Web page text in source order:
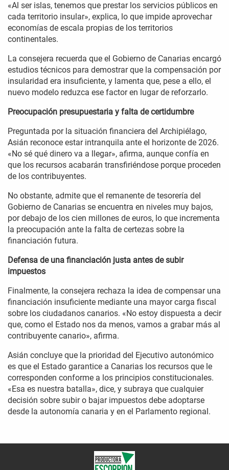
«Al ser islas, tenemos que prestar los servicios públicos en
cada territorio insular», explica, lo que impide aprovechar
economías de escala propias de los territorios
continentales.
La consejera recuerda que el Gobierno de Canarias encargó
estudios técnicos para demostrar que la compensación por
insularidad era insuficiente, y lamenta que, pese a ello, el
nuevo modelo reduzca ese factor en lugar de reforzarlo.
Preocupación presupuestaria y falta de certidumbre
Preguntada por la situación financiera del Archipiélago,
Asián reconoce estar intranquila ante el horizonte de 2026.
«No sé qué dinero va a llegar», afirma, aunque confía en
que los recursos acabarán transfiriéndose porque proceden
de los contribuyentes.
No obstante, admite que el remanente de tesorería del
Gobierno de Canarias se encuentra en niveles muy bajos,
por debajo de los cien millones de euros, lo que incrementa
la preocupación ante la falta de certezas sobre la
financiación futura.
Defensa de una financiación justa antes de subir
impuestos
Finalmente, la consejera rechaza la idea de compensar una
financiación insuficiente mediante una mayor carga fiscal
sobre los ciudadanos canarios. «No estoy dispuesta a decir
que, como el Estado nos da menos, vamos a grabar más al
contribuyente canario», afirma.
Asián concluye que la prioridad del Ejecutivo autonómico
es que el Estado garantice a Canarias los recursos que le
corresponden conforme a los principios constitucionales.
«Esa es nuestra batalla», dice, y subraya que cualquier
decisión sobre subir o bajar impuestos debe adoptarse
desde la autonomía canaria y en el Parlamento regional.